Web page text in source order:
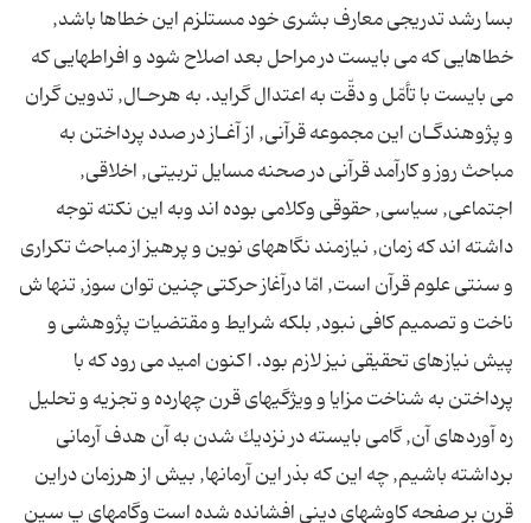
بسا رشد تدریجى معارف بشرى خود مستلزم این خطاها باشد,
خطاهایى كه مى بایست در مراحل بعد اصلاح شود و افراطهایى كه
مى بایست با تأمّل و دقّت به اعتدال گراید. به هرحـال, تدوین گران
و پژوهندگـان این مجموعه قرآنى, از آغـاز در صدد پرداختن به
مباحث روز و كارآمد قرآنى در صحنه مسایل تربیتى, اخلاقى,
اجتماعى, سیاسى, حقوقى وكلامى بوده اند وبه این نكته توجه
داشته اند كه زمان, نیازمند نگاههاى نوین و پرهیز از مباحث تكرارى
و سنتى علوم قرآن است, امّا درآغاز حركتى چنین توان سوز, تنها ش
ناخت و تصمیم كافى نبود, بلكه شرایط و مقتضیات پژوهشى و
پیش نیازهاى تحقیقى نیز لازم بود. اكنون امید مى رود كه با
پرداختن به شناخت مزایا و ویژگیهاى قرن چهارده و تجزیه و تحلیل
ره آوردهاى آن, گامى بایسته در نزدیك شدن به آن هدف آرمانى
برداشته باشیم, چه این كه بذر این آرمانها, بیش از هرزمان دراین
قرن بر صفحه كاوشهاى دینى افشانده شده است وگامهاى پ سین